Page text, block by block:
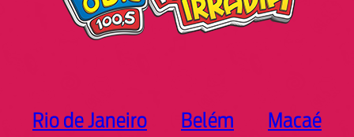
Rio de Janeiro Belém
Macaé